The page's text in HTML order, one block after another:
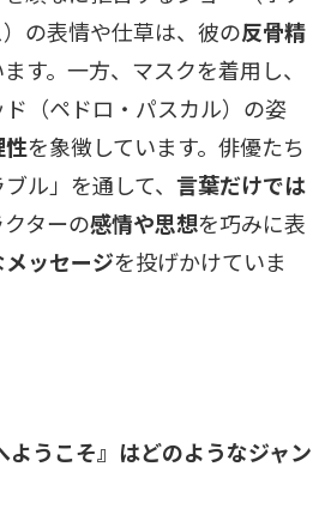
の表情や仕草は、彼の反骨精
す。一方、マスクを着用し、
（ペドロ・パスカル）の姿
性を象徴しています。俳優たち
ル」を通して、 言葉だけでは
ターの感情や思想を巧みに表
ッセージを投げかけていま
ようこそ』はどのようなジャン